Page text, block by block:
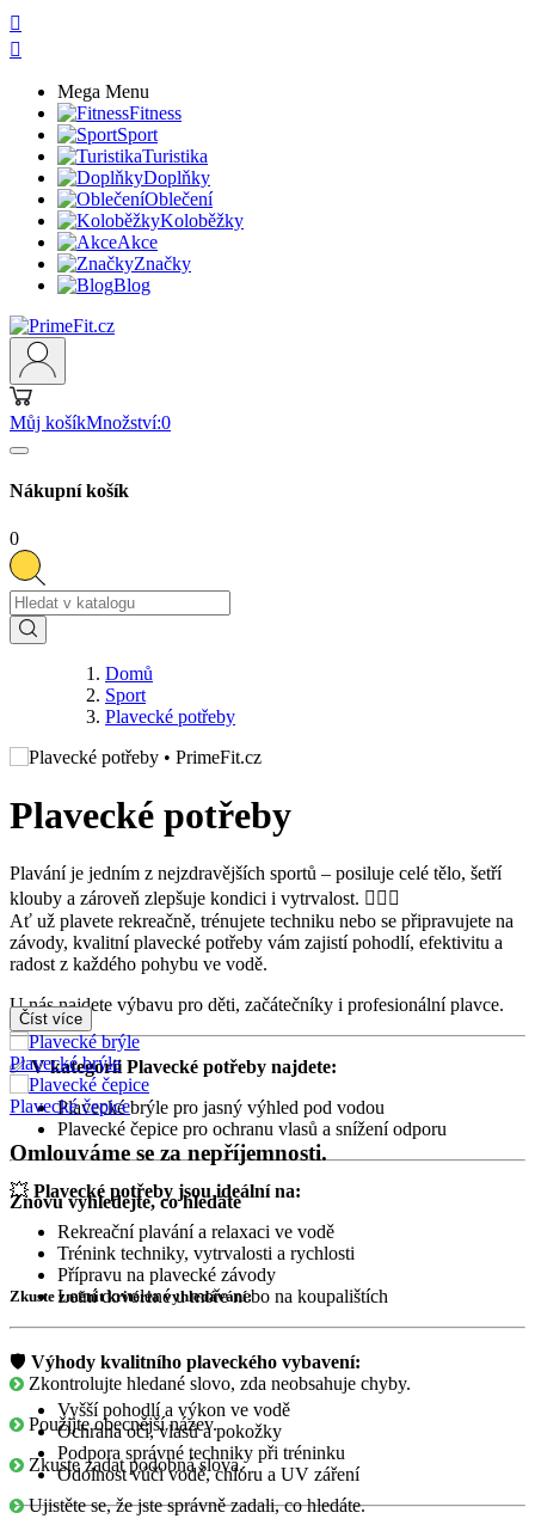


Mega Menu
Fitness
Sport
Turistika
Doplňky
Oblečení
Koloběžky
Akce
Značky
Blog
Můj košíkMnožství:0
Nákupní košík
0
Domů
Sport
Plavecké potřeby
Plavecké potřeby
Plavání je jedním z nejzdravějších sportů – posiluje celé tělo, šetří
klouby a zároveň zlepšuje kondici i vytrvalost. 🏊‍♂️💦
Ať už plavete rekreačně, trénujete techniku nebo se připravujete na
závody, kvalitní plavecké potřeby vám zajistí pohodlí, efektivitu a
radost z každého pohybu ve vodě.
U nás najdete výbavu pro děti, začátečníky i profesionální plavce.
✅V kategorii Plavecké potřeby najdete:
Plavecké brýle pro jasný výhled pod vodou
Plavecké čepice pro ochranu vlasů a snížení odporu
💥 Plavecké potřeby jsou ideální na:
Rekreační plavání a relaxaci ve vodě
Trénink techniky, vytrvalosti a rychlosti
Přípravu na plavecké závody
Letní dovolené u moře nebo na koupalištích
🛡️ Výhody kvalitního plaveckého vybavení:
Vyšší pohodlí a výkon ve vodě
Ochrana očí, vlasů a pokožky
Podpora správné techniky při tréninku
Odolnost vůči vodě, chlóru a UV záření
Číst více
Plavecké brýle
Plavecké čepice
Omlouváme se za nepříjemnosti.
Znovu vyhledejte, co hledáte
Zkuste změnit kritéria vyhledávání:
Zkontrolujte hledané slovo, zda neobsahuje chyby.
Použijte obecnější název.
Zkuste zadat podobná slova.
Ujistěte se, že jste správně zadali, co hledáte.